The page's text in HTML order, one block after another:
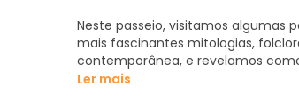
Neste passeio, visitamos algumas
mais fascinantes mitologias,
contemporânea, e revelamos
nacional e moldar a Irlanda de hoje.
Ler mais